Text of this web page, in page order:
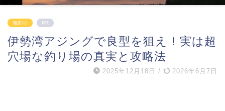
海釣り PR
伊勢湾アジングで良型を狙え！実は超
穴場な釣り場の真実と攻略法
2025年12月18日 / 2026年6月7日